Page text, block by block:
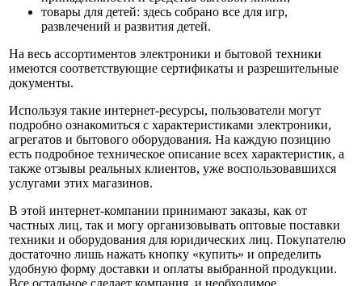
товары для детей: здесь собрано все для игр,
развлечений и развития детей.
На весь ассортиментов электроники и бытовой техники
имеются соответствующие сертификаты и разрешительные
документы.
Используя такие интернет-ресурсы, пользователи могут
подробно ознакомиться с характеристиками электроники,
агрегатов и бытового оборудования. На каждую позицию
есть подробное техническое описание всех характеристик, а
также отзывы реальных клиентов, уже воспользовавшихся
услугами этих магазинов.
В этой интернет-компании принимают заказы, как от
частных лиц, так и могу организовывать оптовые поставки
техники и оборудования для юридических лиц. Покупателю
достаточно лишь нажать кнопку «купить» и определить
удобную форму доставки и оплаты выбранной продукции.
Все остальное сделает компания, и необходимое